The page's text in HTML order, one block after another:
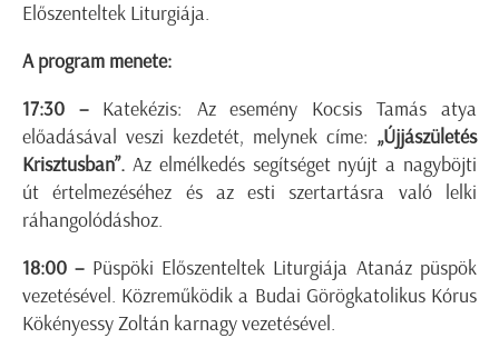
Előszenteltek Liturgiája.
A program menete:
17:30 – Katekézis: Az esemény Kocsis Tamás atya
előadásával veszi kezdetét, melynek címe: „Újjászületés
Krisztusban”. Az elmélkedés segítséget nyújt a nagyböjti
út értelmezéséhez és az esti szertartásra való lelki
ráhangolódáshoz.
18:00 – Püspöki Előszenteltek Liturgiája Atanáz püspök
vezetésével. Közreműködik a Budai Görögkatolikus Kórus
Kökényessy Zoltán karnagy vezetésével.